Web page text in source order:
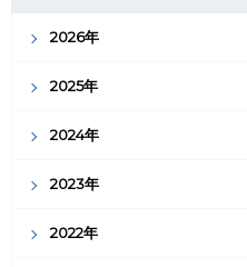
2026年
2025年
2024年
2023年
2022年